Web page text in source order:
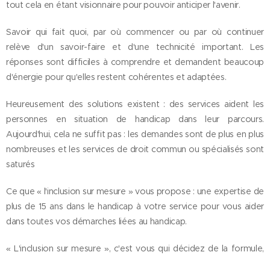
tout cela en étant visionnaire pour pouvoir anticiper l'avenir.
Savoir qui fait quoi, par où commencer ou par où continuer
relève d'un savoir-faire et d'une technicité important. Les
réponses sont difficiles à comprendre et demandent beaucoup
d'énergie pour qu'elles restent cohérentes et adaptées.
Heureusement des solutions existent : des services aident les
personnes en situation de handicap dans leur parcours.
Aujourd'hui, cela ne suffit pas : les demandes sont de plus en plus
nombreuses et les services de droit commun ou spécialisés sont
saturés
Ce que « l'inclusion sur mesure » vous propose : une expertise de
plus de 15 ans dans le handicap à votre service pour vous aider
dans toutes vos démarches liées au handicap.
« L'inclusion sur mesure », c'est vous qui décidez de la formule,